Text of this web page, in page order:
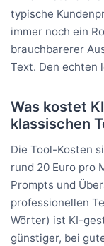
typische
immer noch ein
brauchbarerer
Text. Den echten
Was kostet
klassischen
Die Tool-Kosten
rund 20 Euro pro
Prompts und
professionellen
Wörter) ist KI-
günstiger, bei